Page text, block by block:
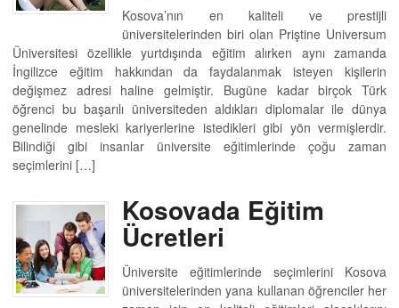
Kosova’nın en kaliteli ve prestijli
üniversitelerinden biri olan Priştine Universum
Üniversitesi özellikle yurtdışında eğitim alırken aynı zamanda
İngilizce eğitim hakkından da faydalanmak isteyen kişilerin
değişmez adresi haline gelmiştir. Bugüne kadar birçok Türk
öğrenci bu başarılı üniversiteden aldıkları diplomalar ile dünya
genelinde mesleki kariyerlerine istedikleri gibi yön vermişlerdir.
Bilindiği gibi insanlar üniversite eğitimlerinde çoğu zaman
seçimlerini […]
Kosovada Eğitim
Ücretleri
Üniversite eğitimlerinde seçimlerini Kosova
üniversitelerinden yana kullanan öğrenciler her